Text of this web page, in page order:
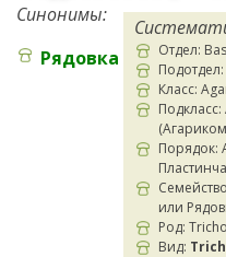
Отдел:
Класс:
Порядок:
или
Род:
Вид:
Синонимы:
Рядовка